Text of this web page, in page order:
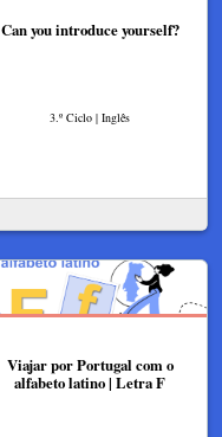
Can you introduce yourself?
3.º Ciclo | Inglês
Viajar por Portugal com o
alfabeto latino | Letra F